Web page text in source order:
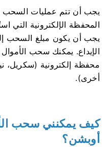
يجب أن تتم عمليات السحب
المحفظة الإلكترونية التي
يجب أن يكون مبلغ السحب
الإيداع. يمكنك سحب
محفظة إلكترونية (سكريل،
أخرى).
كيف يمكنني سحب
أوبشن؟